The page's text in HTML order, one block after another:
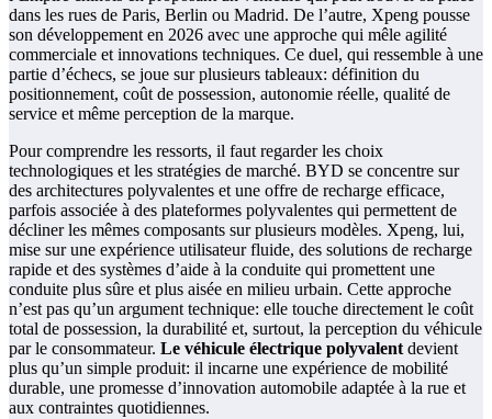
dans les rues de Paris, Berlin ou Madrid. De l’autre, Xpeng pousse
son développement en 2026 avec une approche qui mêle agilité
commerciale et innovations techniques. Ce duel, qui ressemble à une
partie d’échecs, se joue sur plusieurs tableaux: définition du
positionnement, coût de possession, autonomie réelle, qualité de
service et même perception de la marque.
Pour comprendre les ressorts, il faut regarder les choix
technologiques et les stratégies de marché. BYD se concentre sur
des architectures polyvalentes et une offre de recharge efficace,
parfois associée à des plateformes polyvalentes qui permettent de
décliner les mêmes composants sur plusieurs modèles. Xpeng, lui,
mise sur une expérience utilisateur fluide, des solutions de recharge
rapide et des systèmes d’aide à la conduite qui promettent une
conduite plus sûre et plus aisée en milieu urbain. Cette approche
n’est pas qu’un argument technique: elle touche directement le coût
total de possession, la durabilité et, surtout, la perception du véhicule
par le consommateur. Le véhicule électrique polyvalent devient
plus qu’un simple produit: il incarne une expérience de mobilité
durable, une promesse d’innovation automobile adaptée à la rue et
aux contraintes quotidiennes.